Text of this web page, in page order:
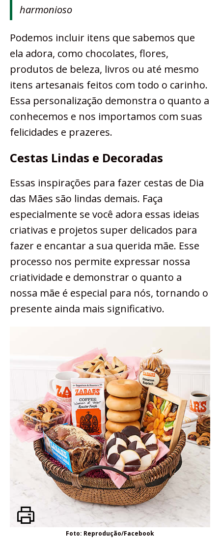
harmonioso
Podemos incluir itens que sabemos que
ela adora, como chocolates, flores,
produtos de beleza, livros ou até mesmo
itens artesanais feitos com todo o carinho.
Essa personalização demonstra o quanto a
conhecemos e nos importamos com suas
felicidades e prazeres.
Cestas Lindas e Decoradas
Essas inspirações para fazer cestas de Dia
das Mães são lindas demais. Faça
especialmente se você adora essas ideias
criativas e projetos super delicados para
fazer e encantar a sua querida mãe. Esse
processo nos permite expressar nossa
criatividade e demonstrar o quanto a
nossa mãe é especial para nós, tornando o
presente ainda mais significativo.
Foto: Reprodução/Facebook